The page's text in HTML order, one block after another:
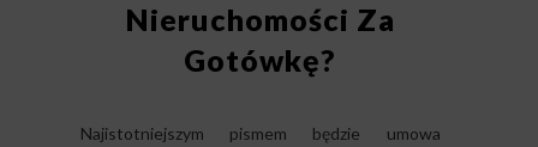
Nieruchomości Za
Gotówkę?
Najistotniejszym pismem będzie umowa